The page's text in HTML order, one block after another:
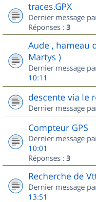
traces.GPX
Dernier message
Réponses : 3
Aude , hameau
Martys )
Dernier message
10:11
descente via le
Dernier message
Compteur GPS
Dernier message
10:01
Réponses : 3
Recherche de
Dernier message
13:51